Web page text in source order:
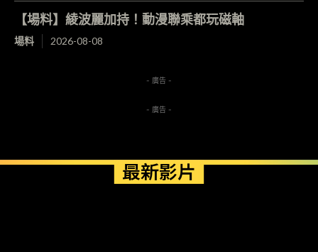
【場料】綾波麗加持！動漫聯乘都玩磁軸
場料 2026-08-08
- 廣告 -
- 廣告 -
最新影片